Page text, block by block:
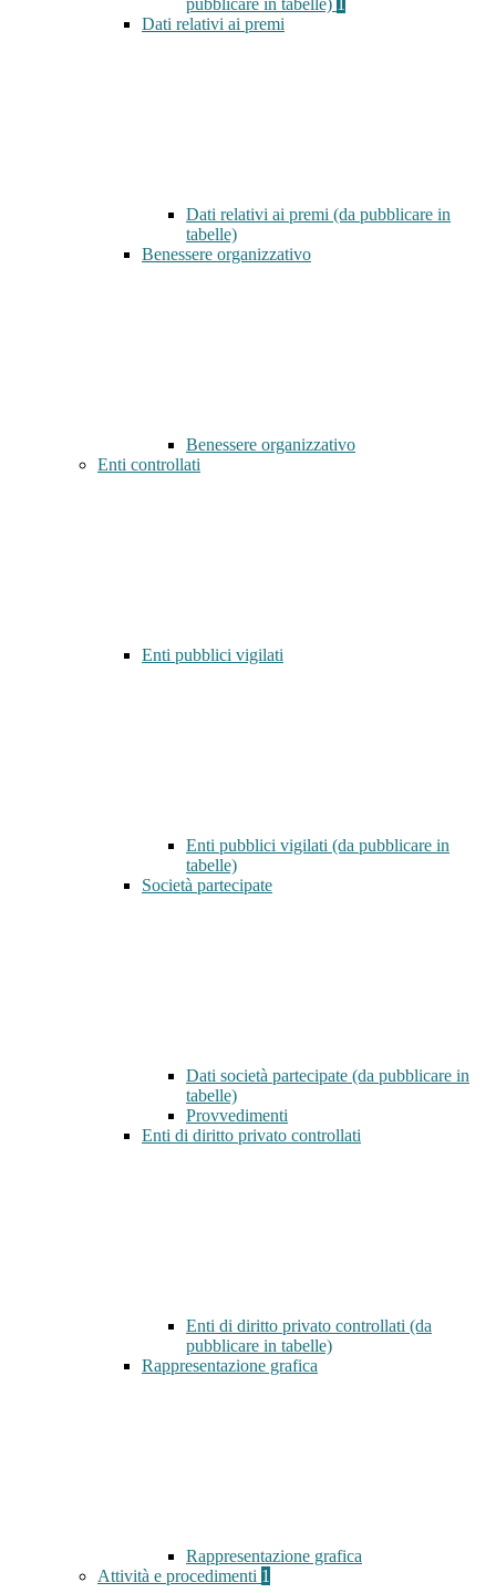
pubblicare in tabelle)
Dati relativi ai premi
Dati relativi ai premi (da pubblicare in
tabelle)
Benessere organizzativo
Benessere organizzativo
Enti controllati
Enti pubblici vigilati
Enti pubblici vigilati (da pubblicare in
tabelle)
Società partecipate
Dati società partecipate (da pubblicare in
tabelle)
Provvedimenti
Enti di diritto privato controllati
Enti di diritto privato controllati (da
pubblicare in tabelle)
Rappresentazione grafica
Rappresentazione grafica
Attività e procedimenti 1